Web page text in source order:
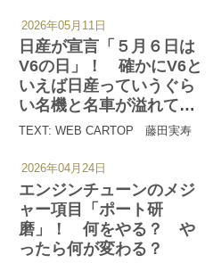
日産が宣言「５月６日は
V6の日」！ 確かにV6と
いえば日産っていうぐら
い名機と名車が溢れてい
る!!
TEXT: WEB CARTOP 藤田実寿
2026年05月11日
エンジンチューンのメジ
ャー項目「ポート研
磨」！ 何をやる？ や
ったら何が変わる？
2026年04月24日